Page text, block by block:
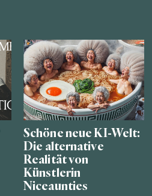
Schöne neue KI-Welt:
Die alternative
Realität von
Künstlerin
Niceaunties